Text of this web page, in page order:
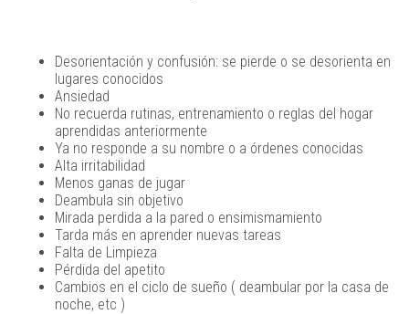
Desorientación y confusión: se pierde o se desorienta en
lugares conocidos
Ansiedad
No recuerda rutinas, entrenamiento o reglas del hogar
aprendidas anteriormente
Ya no responde a su nombre o a órdenes conocidas
Alta irritabilidad
Menos ganas de jugar
Deambula sin objetivo
Mirada perdida a la pared o ensimismamiento
Tarda más en aprender nuevas tareas
Falta de Limpieza
Pérdida del apetito
Cambios en el ciclo de sueño ( deambular por la casa de
noche, etc )